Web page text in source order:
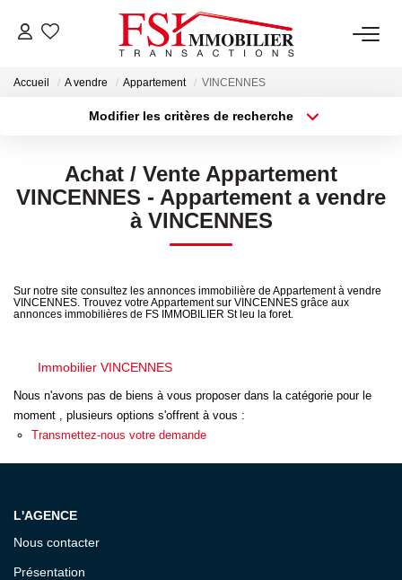
NOTRE AGENCE
VENTES
LOCATIONS
GESTION
NOS SERVICES
ESTIMATION
EXPERTISE
Accueil A vendre Appartement VINCENNES
Modifier les critères de recherche
Sélectionnez...
Type de bien
Surface min
Achat / Vente Appartement
VINCENNES - Appartement a vendre
à VINCENNES
Sur notre site consultez les annonces immobilière de Appartement à vendre
VINCENNES. Trouvez votre Appartement sur VINCENNES grâce aux
annonces immobilières de FS IMMOBILIER St leu la foret.
Immobilier VINCENNES
Nous n'avons pas de biens à vous proposer dans la catégorie pour le
moment , plusieurs options s'offrent à vous :
Transmettez-nous votre demande
L'AGENCE
Nous contacter
Présentation